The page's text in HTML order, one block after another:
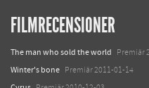
FILMRECENSIONER
The man who sold the world Premiär
Winter's bone Premiär 2011-01-14